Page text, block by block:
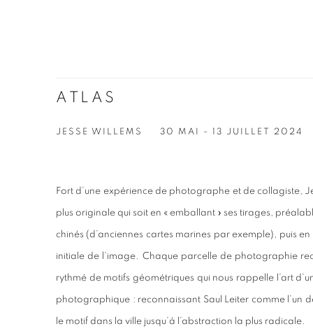
ATLAS
JESSE WILLEMS 30 MAI - 13 JUILLET 2024
Fort d’une expérience de photographe et de collagiste,
plus originale qui soit en « emballant » ses tirages,
chinés (d’anciennes cartes marines par exemple), puis
initiale de l’image. Chaque parcelle de photographie
rythmé de motifs géométriques qui nous rappelle l’art
photographique : reconnaissant Saul Leiter comme l’un
le motif dans la ville jusqu’à l’abstraction la plus radicale.